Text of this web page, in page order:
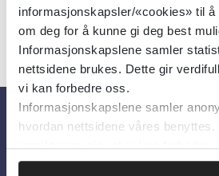
informasjonskapsler/«cookies» til
om deg for å kunne gi deg best
Informasjonskapslene samler
nettsidene brukes. Dette gir
vi kan forbedre oss.
Informasjonskapslene samler
hvordan nettsidene våres
innsikt som gjør at vi kan forbedre
Om oss